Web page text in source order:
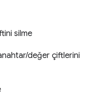
silme
değer çiftlerini